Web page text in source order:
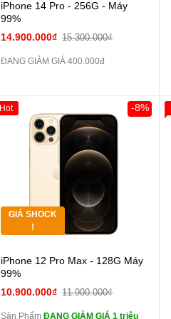
iPhone 14 Pro - 256G - Máy
99%
14.900.000₫ 15.300.000₫
ĐANG GIẢM GIÁ 400.000đ
GIÁ SHOCK
!
Giảm 100.000đ
Khách Hàng
Thân Thiết
Cường lực 10D full
màn
tai nghe iPhone 6S
iPhone 12 Pro Max - 128G Máy
99%
10.900.000₫ 11.900.000₫
-8%
Sản PhẩmĐANG GIẢM GIÁ 1 triệu
Hot